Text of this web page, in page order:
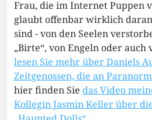
Frau, die im Internet Puppen
glaubt offenbar wirklich
sind - von den Seelen
„Birte“, von Engeln oder auch
lesen Sie mehr über Daniels
Zeitgenossen, die an
hier finden Sie das Video
Kollegin Jasmin Keller über